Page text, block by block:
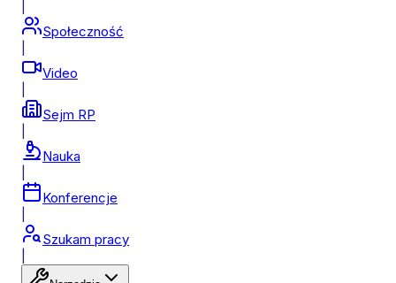
Społeczność
Video
Sejm RP
Nauka
Konferencje
Szukam pracy